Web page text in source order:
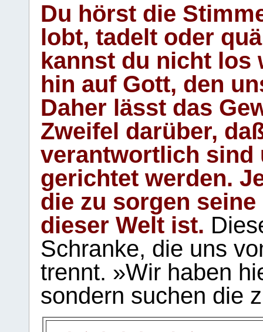
Du hörst die
lobt, tadelt oder
kannst du nicht los
hin auf Gott, den
Daher lässt das
Zweifel darüber,
verantwortlich sind
gerichtet werden.
die zu sorgen
dieser Welt ist.
Schranke, die uns
trennt. »Wir haben
sondern suchen die